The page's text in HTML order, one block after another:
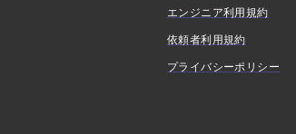
エンジニア利用規約
依頼者利用規約
プライバシーポリシー